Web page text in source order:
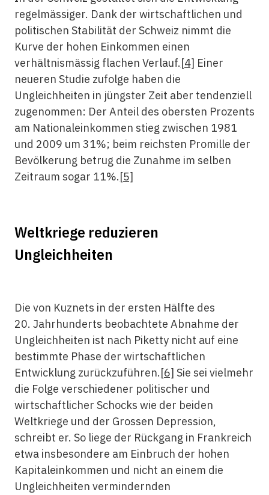
regelmässiger. Dank der wirtschaftlichen und
politischen Stabilität der Schweiz nimmt die
Kurve der hohen Einkommen einen
verhältnismässig flachen Verlauf.[4] Einer
neueren Studie zufolge haben die
Ungleichheiten in jüngster Zeit aber tendenziell
zugenommen: Der Anteil des obersten Prozents
am Nationaleinkommen stieg zwischen 1981
und 2009 um 31%; beim reichsten Promille der
Bevölkerung betrug die Zunahme im selben
Zeitraum sogar 11%.[5]
Weltkriege reduzieren
Ungleichheiten
Die von Kuznets in der ersten Hälfte des
20. Jahrhunderts beobachtete Abnahme der
Ungleichheiten ist nach Piketty nicht auf eine
bestimmte Phase der wirtschaftlichen
Entwicklung zurückzuführen.[6] Sie sei vielmehr
die Folge verschiedener politischer und
wirtschaftlicher Schocks wie der beiden
Weltkriege und der Grossen Depression,
schreibt er. So liege der Rückgang in Frankreich
etwa insbesondere am Einbruch der hohen
Kapitaleinkommen und nicht an einem die
Ungleichheiten vermindernden